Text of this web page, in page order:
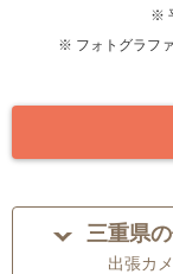
※
※ フォトグラフ
三重県
出張カ